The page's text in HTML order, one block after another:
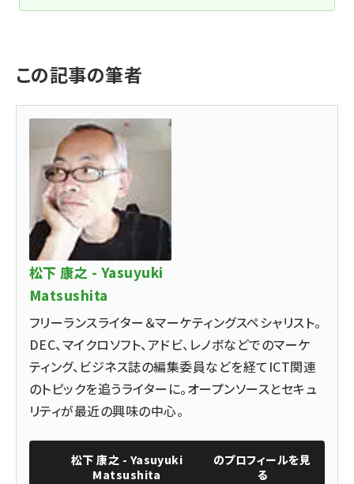
この記事の筆者
松下 康之 - Yasuyuki
Matsushita
フリーランスライター＆マーケティングスペシャリスト。
DEC、マイクロソフト、アドビ、レノボなどでのマーケ
ティング、ビジネス誌の編集委員などを経てICT関連
のトピックを追うライターに。オープンソースとセキュ
リティが最近の興味の中心。
松下 康之 - Yasuyuki
Matsushita
のプロフィールを見
る